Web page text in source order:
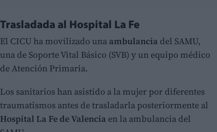
Trasladada al Hospital La Fe
El CICU ha movilizado una ambulancia del SAMU,
una de Soporte Vital Básico (SVB) y un equipo médico
de Atención Primaria.
Los sanitarios han asistido a la mujer por diferentes
traumatismos antes de trasladarla posteriormente al
Hospital La Fe de Valencia en la ambulancia del